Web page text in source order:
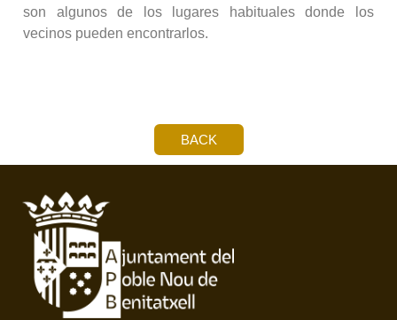
son algunos de los lugares habituales donde los
vecinos pueden encontrarlos.
BACK